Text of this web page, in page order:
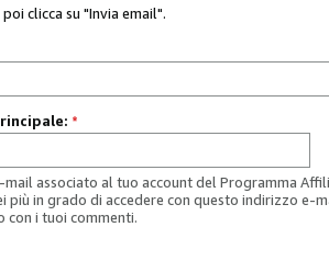
clicca su "Invia email".
*
associato al tuo account del Programma
più in grado di accedere con questo indirizzo e-
con i tuoi commenti.